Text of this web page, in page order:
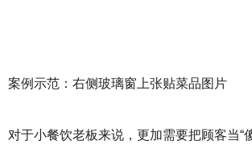
案例示范：右侧玻璃窗上张贴菜品图片
对于小餐饮老板来说，更加需要把顾客当“